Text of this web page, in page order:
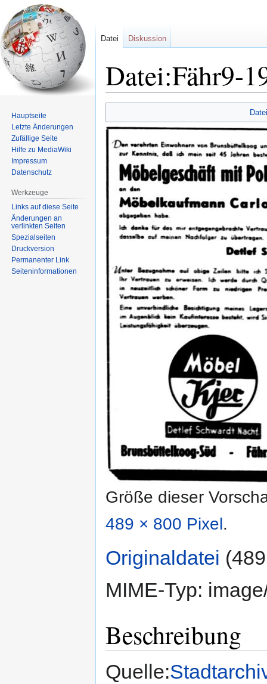
Datei:Fähr9-
Navigation
Suche
Größe dieser
489 × 800 Pixel.
Originaldatei
MIME-Typ:
Beschreibung
Quelle:
Datei Diskussion
Hauptseite
Letzte Änderungen
Zufällige Seite
Hilfe zu MediaWiki
Impressum
Datenschutz
Werkzeuge
Links auf diese Seite
Änderungen an
verlinkten Seiten
Spezialseiten
Druckversion
Permanenter Link
Seiten­informationen